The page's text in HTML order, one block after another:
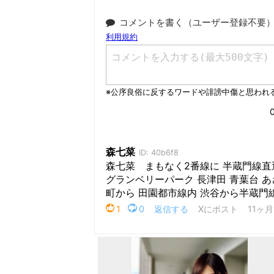
コメントを書く（ユーザー登録不要